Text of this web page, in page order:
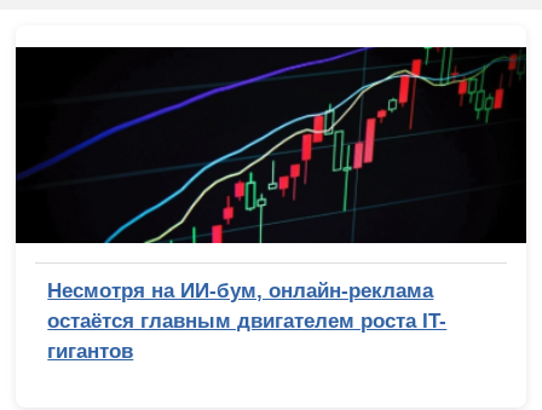
Несмотря на ИИ-бум, онлайн-реклама
остаётся главным двигателем роста IT-
гигантов